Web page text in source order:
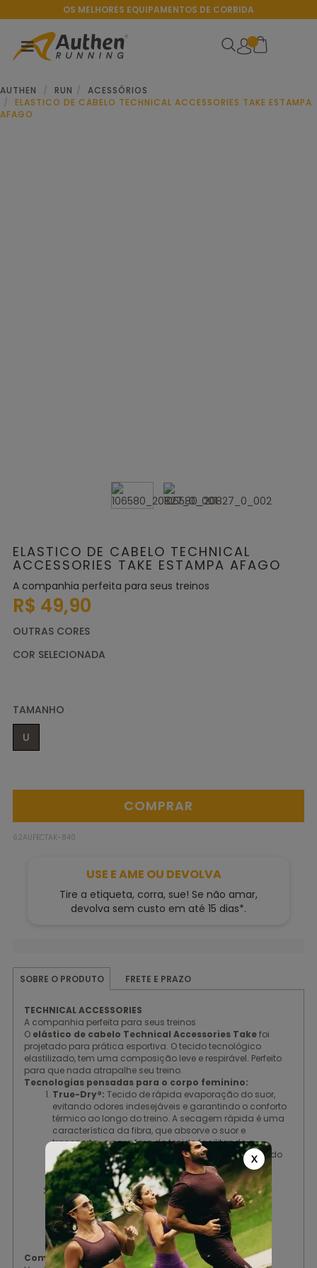
OS MELHORES EQUIPAMENTOS DE CORRIDA
AUTHEN RUN
ACESSÓRIOS
ELASTICO DE CABELO TECHNICAL ACCESSORIES TAKE ESTAMPA
AFAGO
ELASTICO DE CABELO TECHNICAL
ACCESSORIES TAKE ESTAMPA AFAGO
A companhia perfeita para seus treinos
R$ 49,90
OUTRAS CORES
TAMANHO
U
62AUFECTAK-840
USE E AME OU DEVOLVA
Tire a etiqueta, corra, sue! Se não amar,
devolva sem custo em até 15 dias*.
SOBRE O PRODUTO FRETE E PRAZO
TECHNICAL ACCESSORIES
A companhia perfeita para seus treinos
O elástico de cabelo Technical Accessories Takefoi
projetado para prática esportiva. O tecido tecnológico
elastilizado, tem uma composição leve e respirável. Perfeito
para que nada atrapalhe seu treino.
Tecnologias pensadas para o corpo feminino:
True-Dry®: Tecido de rápida evaporação do suor,
evitando odores indesejáveis e garantindo o conforto
térmico ao longo do treino. A secagem rápida é uma
característica da fibra, que absorve o suor e
transporta-o para fora do tecido facilitando a
evaporação e ajudando a manter a temperatura do
corpo regulada. Tecido seca mais rapidamente
auxiliando na performance.
Modelagem Exclusiva Authen:Modelagem
anatômica, com tecido elastizado. Toque macio,
fresco e com alta durabilidade. Logo refletivo.
Composição:
X